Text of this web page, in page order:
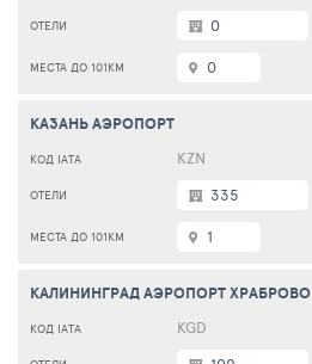
0
0
КАЗАНЬ АЭРОПОРТ
KZN
335
1
КАЛИНИНГРАД АЭРОПОРТ ХРАБРОВО
KGD